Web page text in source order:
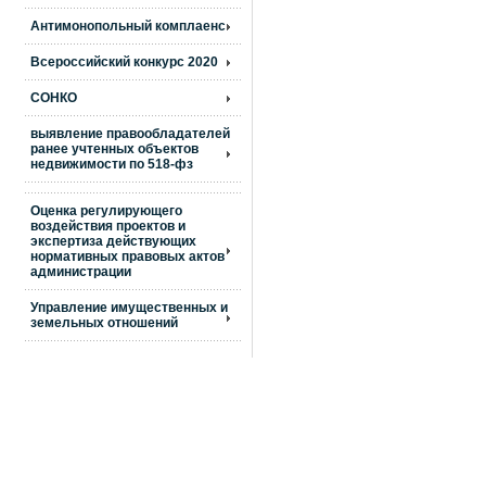
Антимонопольный комплаенс
Всероссийский конкурс 2020
СОНКО
выявление правообладателей
ранее учтенных объектов
недвижимости по 518-фз
Оценка регулирующего
воздействия проектов и
экспертиза действующих
нормативных правовых актов
администрации
Управление имущественных и
земельных отношений